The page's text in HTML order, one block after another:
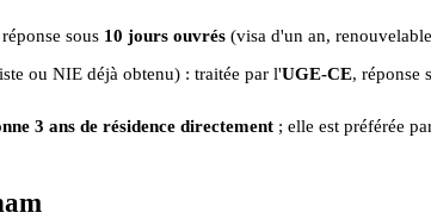
sous 10 jours ouvrés(visa d'un an,
ou NIE déjà obtenu) : traitée par l'UGE-CE, réponse
3 ans de résidence directement ; elle est préférée